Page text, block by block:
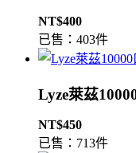
NT$400
已售：403件
Lyze萊茲
NT$450
已售：713件